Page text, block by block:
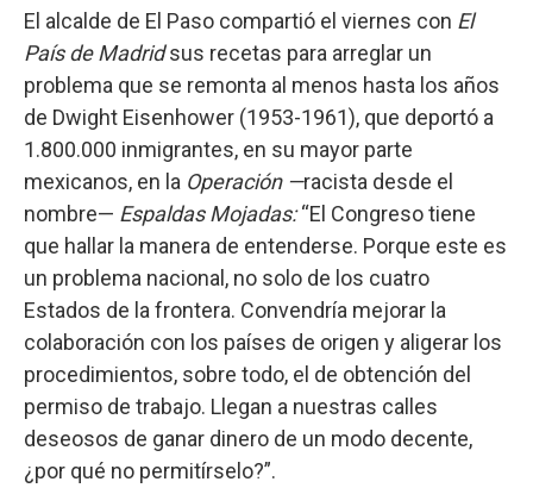
El alcalde de El Paso compartió el viernes con El
País de Madridsus recetas para arreglar un
problema que se remonta al menos hasta los años
de Dwight Eisenhower (1953-1961), que deportó a
1.800.000 inmigrantes, en su mayor parte
mexicanos, en la Operación —racista desde el
nombre— Espaldas Mojadas:“El Congreso tiene
que hallar la manera de entenderse. Porque este es
un problema nacional, no solo de los cuatro
Estados de la frontera. Convendría mejorar la
colaboración con los países de origen y aligerar los
procedimientos, sobre todo, el de obtención del
permiso de trabajo. Llegan a nuestras calles
deseosos de ganar dinero de un modo decente,
¿por qué no permitírselo?”.